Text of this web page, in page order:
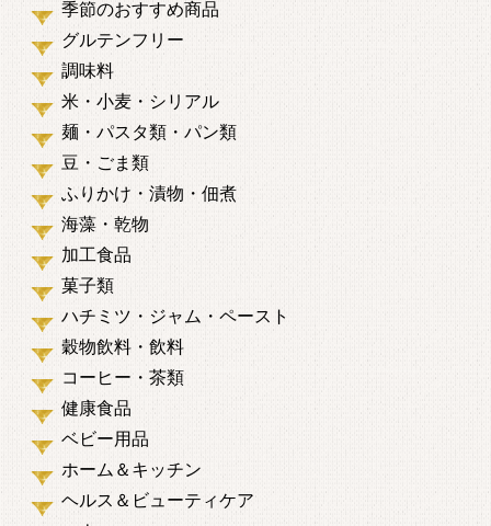
季節のおすすめ商品
グルテンフリー
調味料
米・小麦・シリアル
麺・パスタ類・パン類
豆・ごま類
ふりかけ・漬物・佃煮
海藻・乾物
加工食品
菓子類
ハチミツ・ジャム・ペースト
穀物飲料・飲料
コーヒー・茶類
健康食品
ベビー用品
ホーム＆キッチン
ヘルス＆ビューティケア